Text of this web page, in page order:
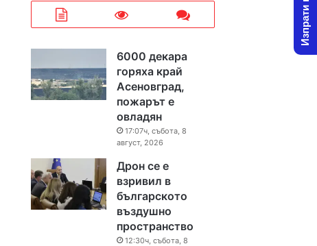
6000 декара
горяха край
Асеновград,
пожарът е
овладян
17:07ч, събота, 8
август, 2026
Дрон се е
взривил в
българското
въздушно
пространство
12:30ч, събота, 8